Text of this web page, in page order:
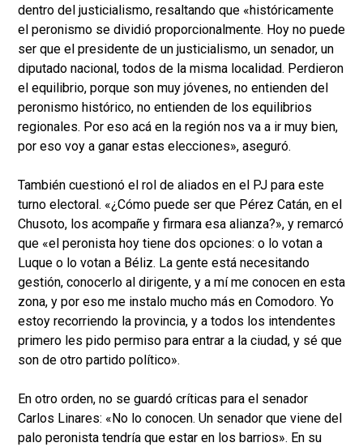
dentro del justicialismo, resaltando que «históricamente
el peronismo se dividió proporcionalmente. Hoy no puede
ser que el presidente de un justicialismo, un senador, un
diputado nacional, todos de la misma localidad. Perdieron
el equilibrio, porque son muy jóvenes, no entienden del
peronismo histórico, no entienden de los equilibrios
regionales. Por eso acá en la región nos va a ir muy bien,
por eso voy a ganar estas elecciones», aseguró.
También cuestionó el rol de aliados en el PJ para este
turno electoral. «¿Cómo puede ser que Pérez Catán, en el
Chusoto, los acompañe y firmara esa alianza?», y remarcó
que «el peronista hoy tiene dos opciones: o lo votan a
Luque o lo votan a Béliz. La gente está necesitando
gestión, conocerlo al dirigente, y a mí me conocen en esta
zona, y por eso me instalo mucho más en Comodoro. Yo
estoy recorriendo la provincia, y a todos los intendentes
primero les pido permiso para entrar a la ciudad, y sé que
son de otro partido político».
En otro orden, no se guardó críticas para el senador
Carlos Linares: «No lo conocen. Un senador que viene del
palo peronista tendría que estar en los barrios». En su